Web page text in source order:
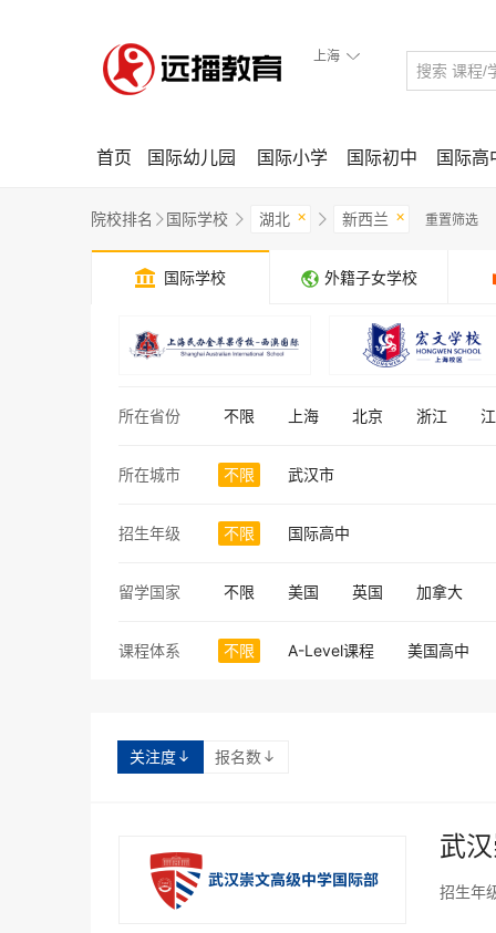
上海 
首页 国际幼儿园 国际小学 国际初中 国际高
院校排名  国际学校  湖北 ×  新西兰 × 重置筛选
 国际学校 外籍子女学校
所在省份 不限 上海 北京 浙江
所在城市 不限 武汉市
招生年级 不限 国际高中
留学国家 不限 美国 英国 加拿大
课程体系 不限 A-Level课程 美国高中
关注度  报名数 
武
招生年